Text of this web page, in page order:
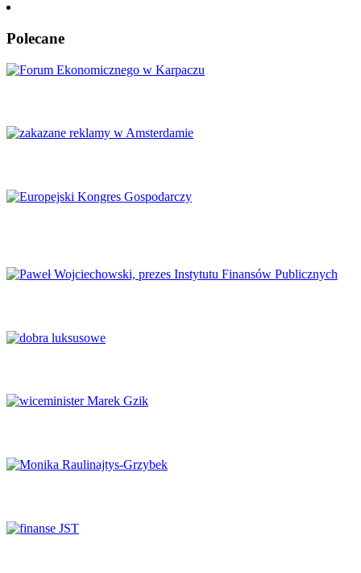
Polecane